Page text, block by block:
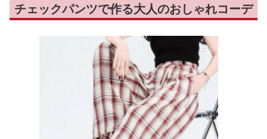
チェックパンツで作る大人のおしゃれコーデ